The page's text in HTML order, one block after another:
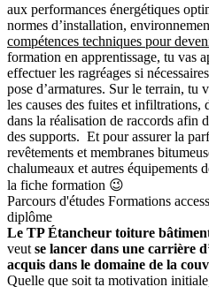
aux performances énergétiques
normes d’installation,
compétences techniques pour
formation en apprentissage, tu vas
effectuer les ragréages si
pose d’armatures. Sur le terrain, tu
les causes des fuites et infiltrations,
dans la réalisation de raccords afin
des supports. Et pour assurer la
revêtements et membranes
chalumeaux et autres équipements
la fiche formation 😉
Parcours d'études Formations
diplôme
Le TP Étancheur toiture
veut se lancer dans une carrière
acquis dans le domaine de la
Quelle que soit ta motivation